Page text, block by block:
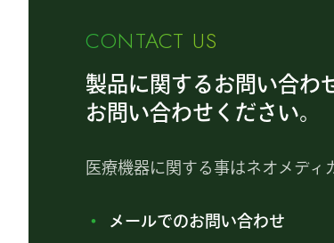
CONTACT US
製品に関するお問い合わ
お問い合わせください。
医療機器に関する事はネオメディ
メールでのお問い合わせ